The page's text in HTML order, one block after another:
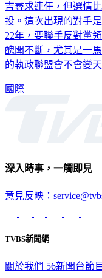
吉尋求連任，但選情
投。這次出現的對手
22年，要聯手反對黨
醜聞不斷，尤其是一
的執政聯盟會不會變
國際
深入時事，一觸即見
意見反映：
TVBS新聞網
關於我們 56新聞台節